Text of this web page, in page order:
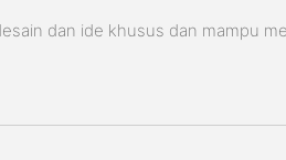
dan ide khusus dan mampu